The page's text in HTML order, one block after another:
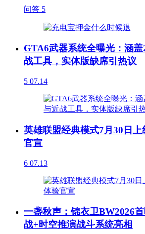
问答 5
GTA6武器系统全曝光：涵
战工具，实体版缺席引热议
5 07.14
英雄联盟经典模式7月30日上
官宣
6 07.13
一盏秋声：锦衣卫BW2026
战+时空推演战斗系统亮相